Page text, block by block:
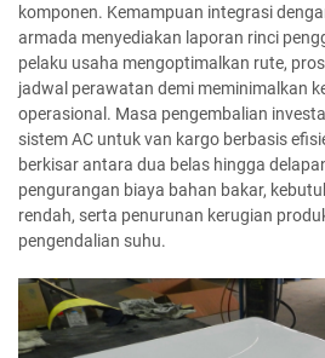
komponen. Kemampuan integrasi
armada menyediakan laporan rinci
pelaku usaha mengoptimalkan rute,
jadwal perawatan demi meminimalkan
operasional. Masa pengembalian
sistem AC untuk van kargo berbasis
berkisar antara dua belas hingga
pengurangan biaya bahan bakar,
rendah, serta penurunan kerugian
pengendalian suhu.